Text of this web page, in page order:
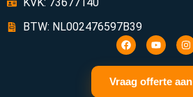
BTW: NL002476597B39
Vraag offerte aan